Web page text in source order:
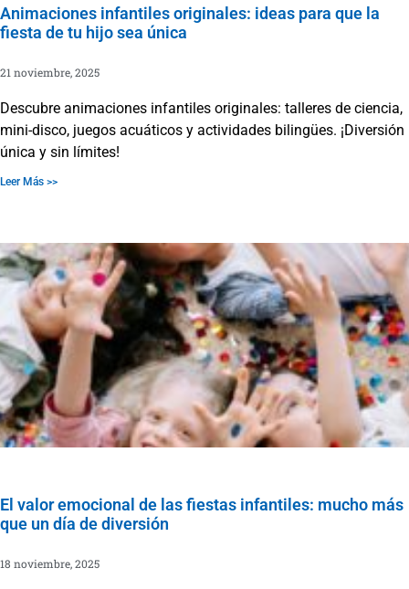
Animaciones infantiles originales: ideas para que la
fiesta de tu hijo sea única
21 noviembre, 2025
Descubre animaciones infantiles originales: talleres de ciencia,
mini-disco, juegos acuáticos y actividades bilingües. ¡Diversión
única y sin límites!
Leer Más >>
El valor emocional de las fiestas infantiles: mucho más
que un día de diversión
18 noviembre, 2025